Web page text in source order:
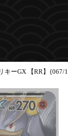
キーGX 【RR】{067/